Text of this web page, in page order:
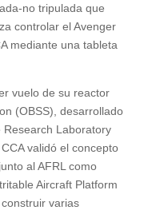
no tripulada que
controlar el Avenger
mediante una tableta
vuelo de su reactor
(OBSS), desarrollado
Research Laboratory
validó el concepto
al AFRL como
Aircraft Platform
varias